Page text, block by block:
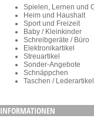
Spielen, Lernen und
Heim und Haushalt
Sport und Freizeit
Baby / Kleinkinder
Schreibgeräte / Büro
Elektronikartikel
Streuartikel
Sonder-Angebote
Schnäppchen
Taschen / Lederartikel
INFORMATIONEN